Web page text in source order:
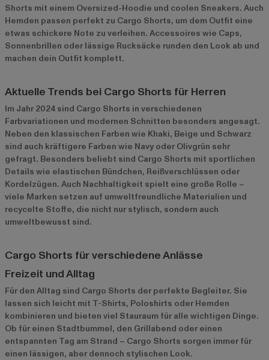
Shorts mit einem Oversized-Hoodie und coolen Sneakers. Auch
Hemden passen perfekt zu Cargo Shorts, um dem Outfit eine
etwas schickere Note zu verleihen. Accessoires wie Caps,
Sonnenbrillen oder lässige Rucksäcke runden den Look ab und
machen dein Outfit komplett.
Aktuelle Trends bei Cargo Shorts für Herren
Im Jahr 2024 sind Cargo Shorts in verschiedenen
Farbvariationen und modernen Schnitten besonders angesagt.
Neben den klassischen Farben wie Khaki, Beige und Schwarz
sind auch kräftigere Farben wie Navy oder Olivgrün sehr
gefragt. Besonders beliebt sind Cargo Shorts mit sportlichen
Details wie elastischen Bündchen, Reißverschlüssen oder
Kordelzügen. Auch Nachhaltigkeit spielt eine große Rolle –
viele Marken setzen auf umweltfreundliche Materialien und
recycelte Stoffe, die nicht nur stylisch, sondern auch
umweltbewusst sind.
Cargo Shorts für verschiedene Anlässe
Freizeit und Alltag
Für den Alltag sind Cargo Shorts der perfekte Begleiter. Sie
lassen sich leicht mit T-Shirts, Poloshirts oder Hemden
kombinieren und bieten viel Stauraum für alle wichtigen Dinge.
Ob für einen Stadtbummel, den Grillabend oder einen
entspannten Tag am Strand – Cargo Shorts sorgen immer für
einen lässigen, aber dennoch stylischen Look.